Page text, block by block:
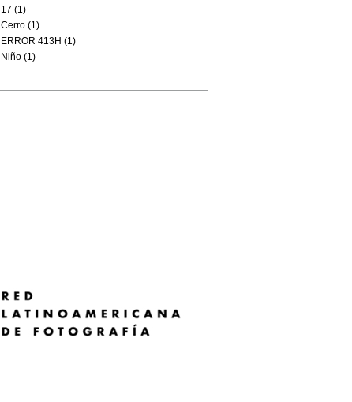
17 (1)
Cerro (1)
ERROR 413H (1)
Niño (1)